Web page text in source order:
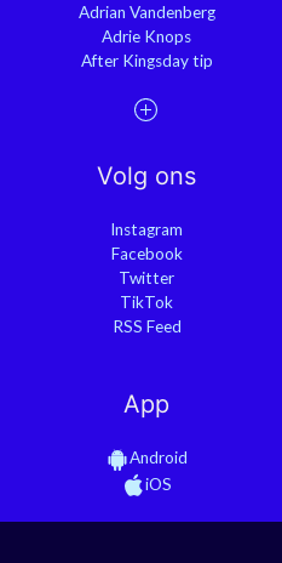
Adrian Vandenberg
Adrie Knops
After Kingsday tip
Volg ons
Instagram
Facebook
Twitter
TikTok
RSS Feed
App
Android
iOS